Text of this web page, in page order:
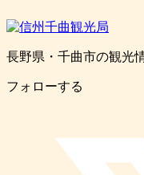
長野県・千曲市の観光
フォローする